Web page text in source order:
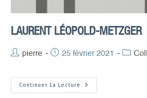
LAURENT LÉOPOLD-METZGER
Auteur/autrice
la
publication :
pierre
Publication
25 février 2021
Post
Continuer La Lecture
Laurent
Léopold-